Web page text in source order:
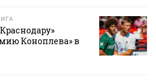
Коноплева» в